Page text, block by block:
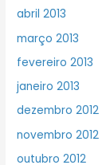
abril 2013
março 2013
fevereiro 2013
janeiro 2013
dezembro 2012
novembro 2012
outubro 2012